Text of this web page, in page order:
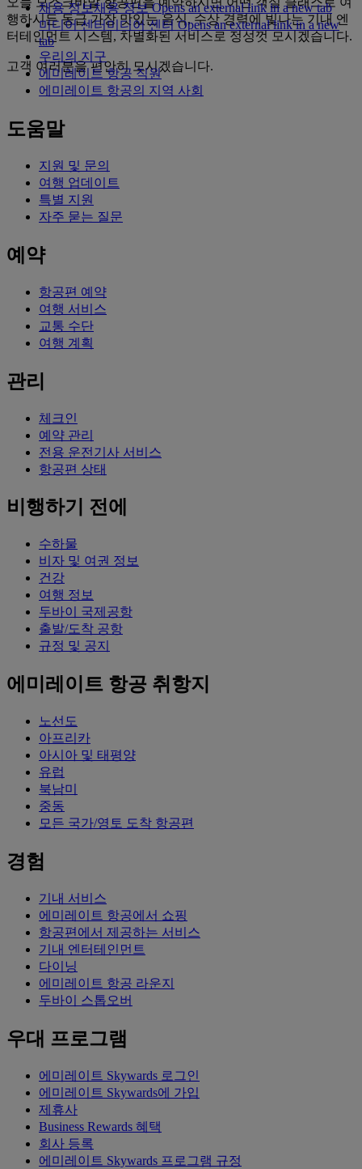
행하시든 동급 가장 맛있는 음식, 수상 경력에 빛나는 기내 엔
터테인먼트 시스템, 차별화된 서비스로 정성껏 모시겠습니다.
고객 여러분을 편안히 모시겠습니다.
채용 정보채용 정보 Opens an external link in a new tab
미디어 센터미디어 센터 Opens an external link in a new
tab
우리의 지구
에미레이트 항공 직원
에미레이트 항공의 지역 사회
도움말
지원 및 문의
여행 업데이트
특별 지원
자주 묻는 질문
예약
항공편 예약
여행 서비스
교통 수단
여행 계획
관리
체크인
예약 관리
전용 운전기사 서비스
항공편 상태
비행하기 전에
수하물
비자 및 여권 정보
건강
여행 정보
두바이 국제공항
출발/도착 공항
규정 및 공지
에미레이트 항공 취항지
노선도
아프리카
아시아 및 태평양
유럽
북남미
중동
모든 국가/영토 도착 항공편
경험
기내 서비스
에미레이트 항공에서 쇼핑
항공편에서 제공하는 서비스
기내 엔터테인먼트
다이닝
에미레이트 항공 라운지
두바이 스톱오버
우대 프로그램
에미레이트 Skywards 로그인
에미레이트 Skywards에 가입
제휴사
Business Rewards 혜택
회사 등록
에미레이트 Skywards 프로그램 규정